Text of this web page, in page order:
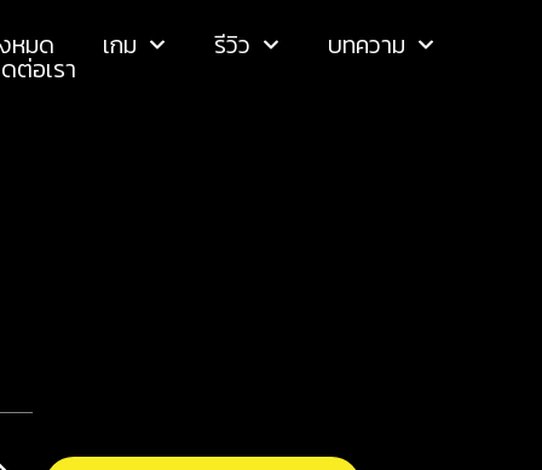
หมด เกม รีวิว บทความ
ต่อเรา